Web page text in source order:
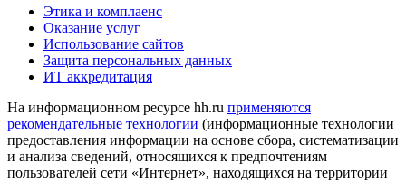
Этика и комплаенс
Оказание услуг
Использование сайтов
Защита персональных данных
ИТ аккредитация
На информационном ресурсе hh.ru применяются
рекомендательные технологии (информационные технологии
предоставления информации на основе сбора, систематизации
и анализа сведений, относящихся к предпочтениям
пользователей сети «Интернет», находящихся на территории